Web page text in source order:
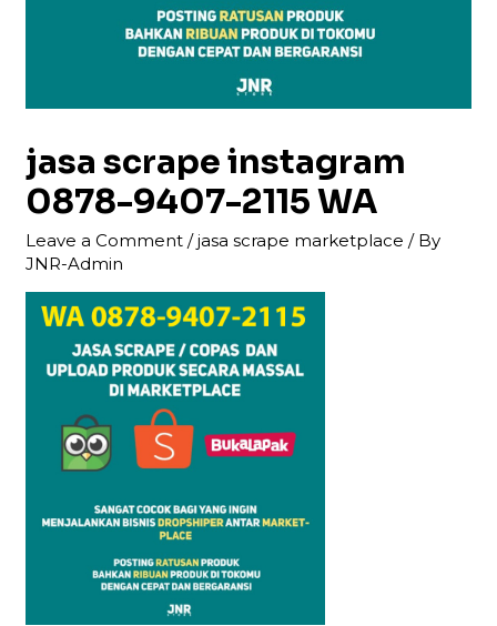
jasa scrape instagram
0878-9407-2115 WA
Leave a Comment /jasa scrape marketplace / By
JNR-Admin